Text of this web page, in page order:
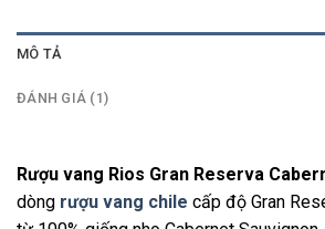
MÔ TẢ
ĐÁNH GIÁ (1)
Rượu vang Rios Gran Reserva
dòng rượu vang chile cấp độ Gran